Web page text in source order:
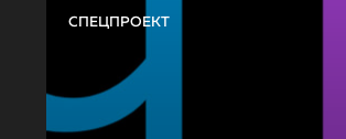
СПЕЦПРОЕКТ